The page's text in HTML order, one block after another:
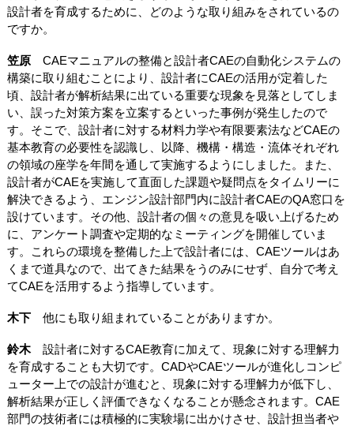
設計者を育成するために、どのような取り組みをされているの
ですか。
笠原CAEマニュアルの整備と設計者CAEの自動化システムの
構築に取り組むことにより、設計者にCAEの活用が定着した
頃、設計者が解析結果に出ている重要な現象を見落としてしま
い、誤った対策方案を立案するといった事例が発生したので
す。そこで、設計者に対する材料力学や有限要素法などCAEの
基本教育の必要性を認識し、以降、機構・構造・流体それぞれ
の領域の座学を年間を通して実施するようにしました。また、
設計者がCAEを実施して直面した課題や疑問点をタイムリーに
解決できるよう、エンジン設計部門内に設計者CAEのQA窓口を
設けています。その他、設計者の個々の意見を吸い上げるため
に、アンケート調査や定期的なミーティングを開催していま
す。これらの環境を整備した上で設計者には、CAEツールはあ
くまで道具なので、出てきた結果をうのみにせず、自分で考え
てCAEを活用するよう指導しています。
木下他にも取り組まれていることがありますか。
鈴木設計者に対するCAE教育に加えて、現象に対する理解力
を育成することも大切です。CADやCAEツールが進化しコンピ
ューター上での設計が進むと、現象に対する理解力が低下し、
解析結果が正しく評価できなくなることが懸念されます。CAE
部門の技術者には積極的に実験場に出かけさせ、設計担当者や